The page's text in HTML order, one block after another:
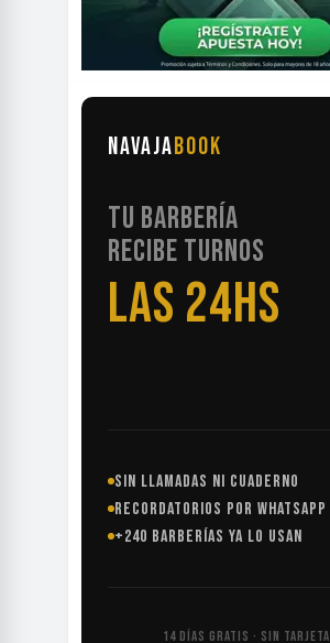
NAVAJABOOK
TU BARBERÍA
RECIBE TURNOS
LAS 24HS
+240 BARBERÍAS YA LO USAN
EMPEZÁ GRATIS →